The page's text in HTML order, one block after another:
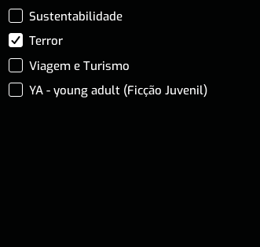
Sustentabilidade
Terror
Viagem e Turismo
YA - young adult (Ficção Juvenil)